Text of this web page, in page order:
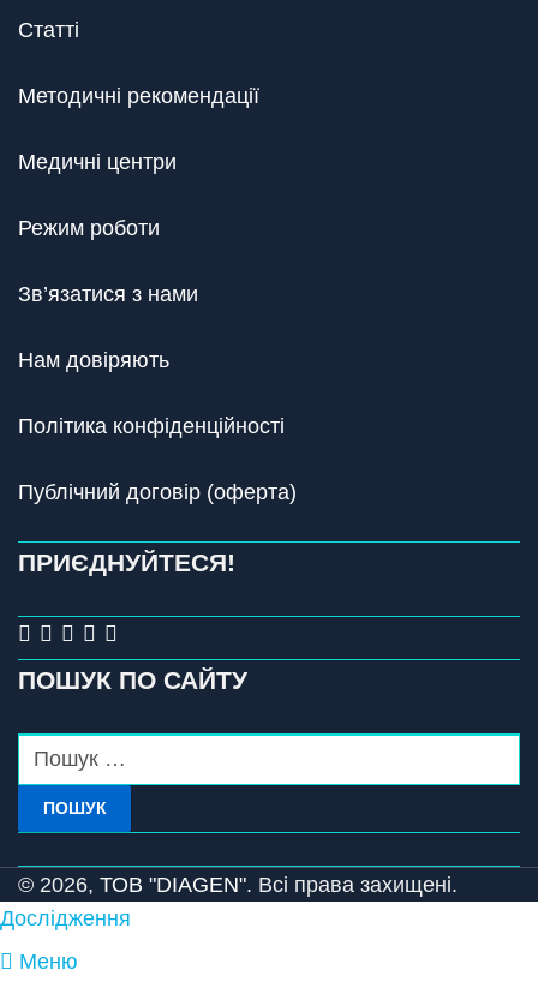
Статті
Методичні рекомендації
Медичні центри
Режим роботи
Зв’язатися з нами
Нам довіряють
Політика конфіденційності
Публічний договір (оферта)
ПРИЄДНУЙТЕСЯ!
ПОШУК ПО САЙТУ
ПОШУК
© 2026, ТОВ "DIAGEN". Всі права захищені.
Дослідження
Меню